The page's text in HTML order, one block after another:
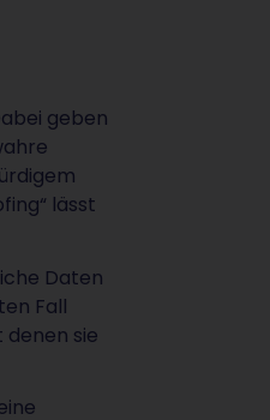
geben
lässt
Daten
Fall
sie